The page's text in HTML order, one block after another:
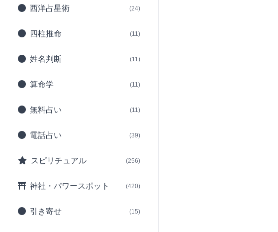
西洋占星術 (24)
四柱推命 (11)
姓名判断 (11)
算命学 (11)
無料占い (11)
電話占い (39)
スピリチュアル (256)
神社・パワースポット (420)
引き寄せ (15)